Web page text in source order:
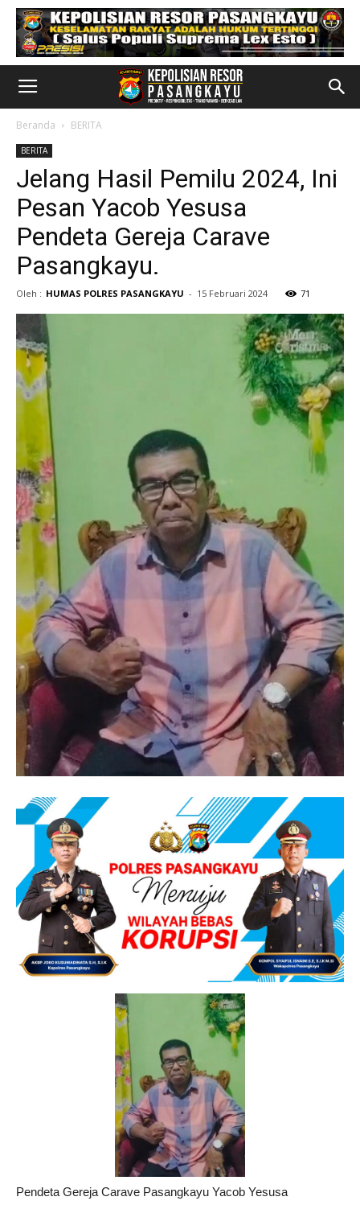
Beranda BERITA
BERITA
​Jelang Hasil Pemilu 2024, Ini
Pesan Yacob Yesusa
Pendeta Gereja Carave
Pasangkayu.
Oleh : HUMAS POLRES PASANGKAYU - 15 Februari 2024 71
Pendeta Gereja Carave Pasangkayu Yacob Yesusa